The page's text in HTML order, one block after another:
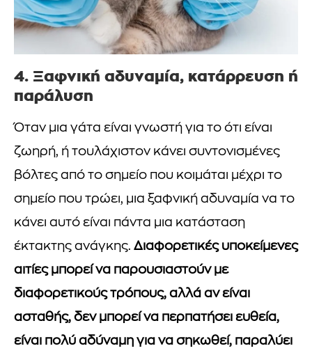
4. Ξαφνική αδυναμία, κατάρρευση ή
παράλυση
Όταν μια γάτα είναι γνωστή για το ότι είναι
ζωηρή, ή τουλάχιστον κάνει συντονισμένες
βόλτες από το σημείο που κοιμάται μέχρι το
σημείο που τρώει, μια ξαφνική αδυναμία να το
κάνει αυτό είναι πάντα μια κατάσταση
έκτακτης ανάγκης. Διαφορετικές υποκείμενες
αιτίες μπορεί να παρουσιαστούν με
διαφορετικούς τρόπους, αλλά αν είναι
ασταθής, δεν μπορεί να περπατήσει ευθεία,
είναι πολύ αδύναμη για να σηκωθεί, παραλύει